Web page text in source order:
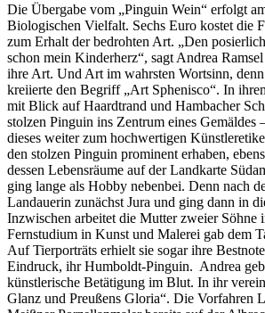
Die Übergabe vom „Pinguin Wein“ erfolgt
Biologischen Vielfalt. Sechs Euro kostet die
zum Erhalt der bedrohten Art. „Den
schon mein Kinderherz“, sagt Andrea
ihre Art. Und Art im wahrsten Wortsinn,
kreiierte den Begriff „Art Sphenisco“. In
mit Blick auf Haardtrand und Hambacher
stolzen Pinguin ins Zentrum eines Gemäldes
dieses weiter zum hochwertigen
den stolzen Pinguin prominent erhaben,
dessen Lebensräume auf der Landkarte
ging lange als Hobby nebenbei. Denn nach
Landauerin zunächst Jura und ging dann in
Inzwischen arbeitet die Mutter zweier Söhne
Fernstudium in Kunst und Malerei gab dem
Auf Tierporträts erhielt sie sogar ihre
Eindruck, ihr Humboldt-Pinguin. Andrea
künstlerische Betätigung im Blut. In ihr
Glanz und Preußens Gloria“. Die Vorfahren